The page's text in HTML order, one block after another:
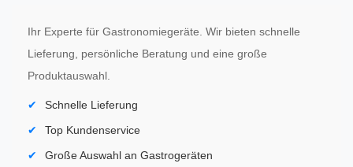
Ihr Experte für Gastronomiegeräte. Wir bieten schnelle
Lieferung, persönliche Beratung und eine große
Produktauswahl.
Schnelle Lieferung
Top Kundenservice
Große Auswahl an Gastrogeräten